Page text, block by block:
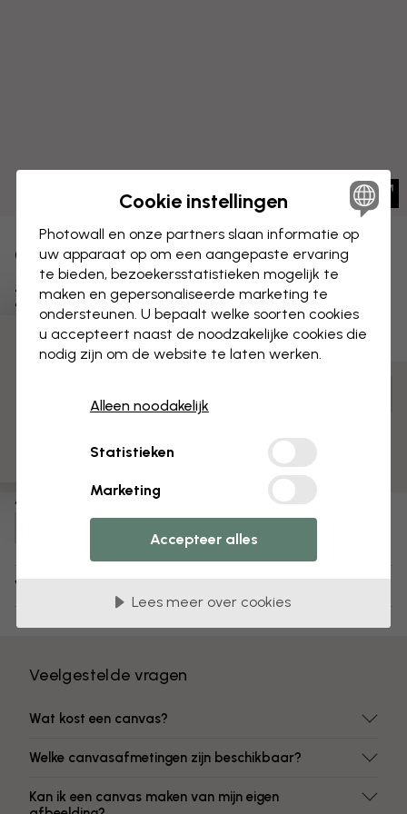
Zeetuin - Hazel
CANVAS Opslaan
Mat oppervlak
Artikelnummer:
Verzending en retourneren
Veelgestelde vragen
Wat kost een canvas?
Welke canvasafmetingen zijn beschikbaar?
Kan ik een canvas maken van mijn eigen
Cookie instellingen
Photowall en onze partners slaan informatie op
uw apparaat op om een aangepaste ervaring
te bieden, bezoekersstatistieken mogelijk te
maken en gepersonaliseerde marketing te
ondersteunen. U bepaalt welke soorten cookies
u accepteert naast de noodzakelijke cookies die
nodig zijn om de website te laten werken.
Alleen noodakelijk
Statistieken
Marketing
Accepteer alles
Lees meer over cookies